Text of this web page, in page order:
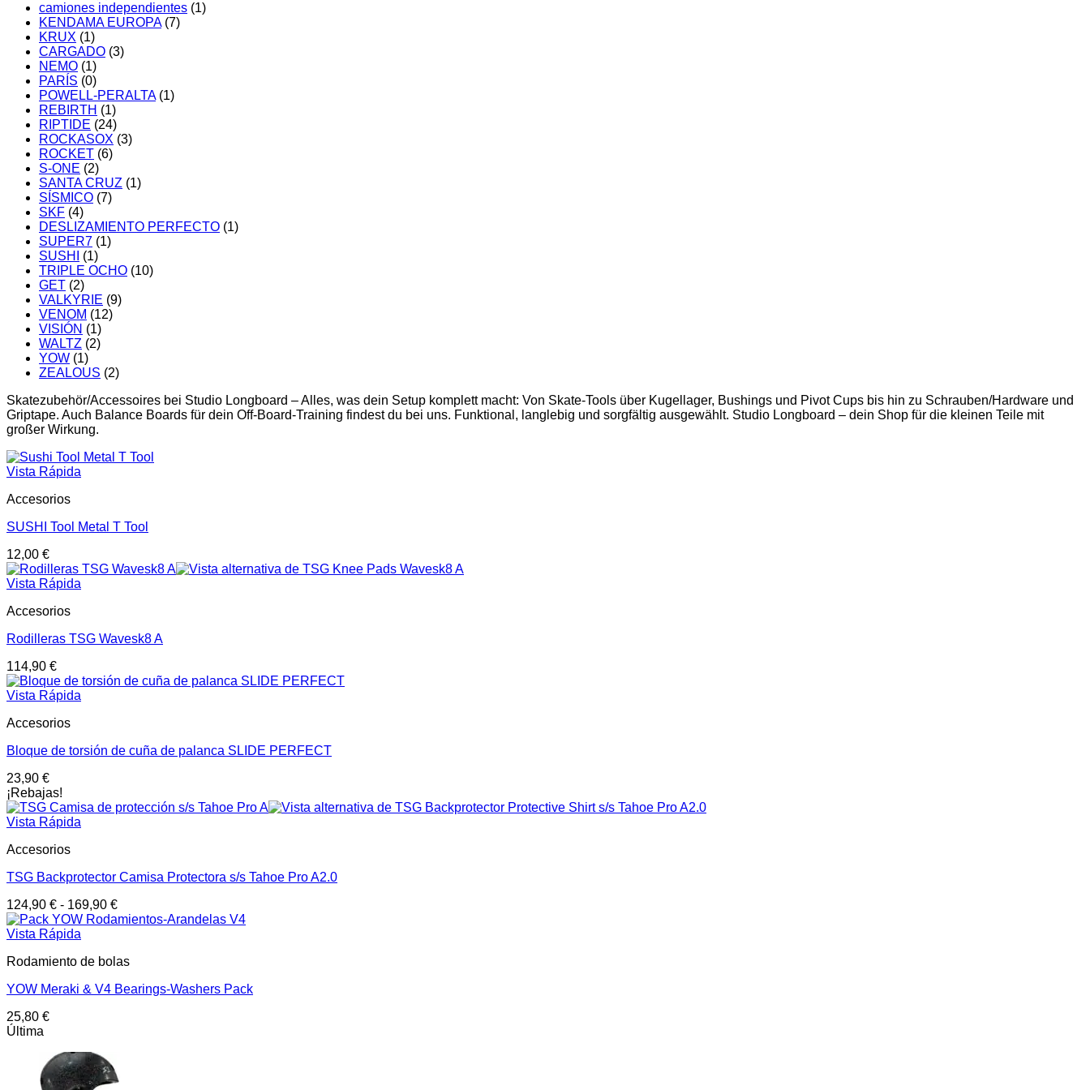
camiones independientes (1)
KENDAMA EUROPA (7)
KRUX (1)
CARGADO (3)
NEMO (1)
PARÍS (0)
POWELL-PERALTA (1)
REBIRTH (1)
RIPTIDE (24)
ROCKASOX (3)
ROCKET (6)
S-ONE (2)
SANTA CRUZ (1)
SÍSMICO (7)
SKF (4)
DESLIZAMIENTO PERFECTO (1)
SUPER7 (1)
SUSHI
(1)
TRIPLE OCHO (10)
GET (2)
VALKYRIE (9)
VENOM (12)
VISIÓN (1)
WALTZ (2)
YOW (1)
ZEALOUS (2)
Skatezubehör/Accessoires bei Studio Longboard – Alles, was dein Setup komplett macht: Von Skate-Tools über Kugellager, Bushings und Pivot Cups bis hin zu Schrauben/Hardware und
Griptape. Auch Balance Boards für dein Off-Board-Training findest du bei uns. Funktional, langlebig und sorgfältig ausgewählt. Studio Longboard – dein Shop für die kleinen Teile mit
großer Wirkung.
Vista Rápida
Accesorios
SUSHI Tool Metal T Tool
12,00 €
Vista Rápida
Accesorios
Rodilleras TSG Wavesk8 A
114,90 €
Vista Rápida
Accesorios
Bloque de torsión de cuña de palanca SLIDE PERFECT
23,90 €
¡Rebajas!
Vista Rápida
Accesorios
TSG Backprotector Camisa Protectora s/s Tahoe Pro A2.0
124,90 € - 169,90 €
Vista Rápida
Rodamiento de bolas
YOW Meraki & V4 Bearings-Washers Pack
25,80 €
Última